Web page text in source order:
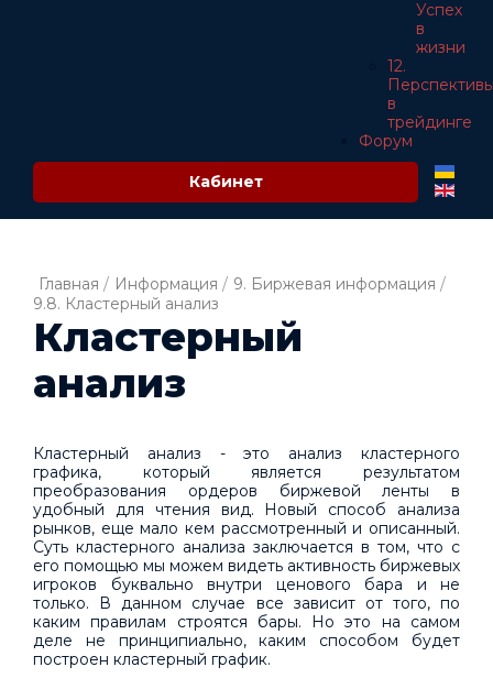
Успех
в
жизни
12.
в
трейдинге
Форум
Кабинет
Главная / Информация / 9. Биржевая информация /
9.8. Кластерный анализ
Кластерный
анализ
Кластерный анализ - это анализ кластерного
графика, который является результатом
преобразования ордеров биржевой ленты в
удобный для чтения вид. Новый способ анализа
рынков, еще мало кем рассмотренный и описанный.
Суть кластерного анализа заключается в том, что с
его помощью мы можем видеть активность биржевых
игроков буквально внутри ценового бара и не
только. В данном случае все зависит от того, по
каким правилам строятся бары. Но это на самом
деле не принципиально, каким способом будет
построен кластерный график.